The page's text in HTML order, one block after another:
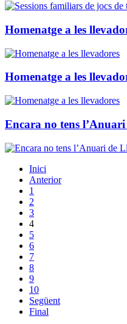
Homenatge a les
Homenatge a les
Encara no tens
Inici
Anterior
1
2
3
4
5
6
7
8
9
10
Següent
Final